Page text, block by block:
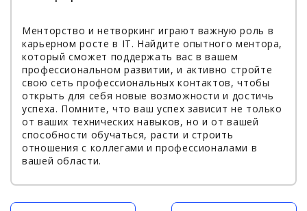
Менторство и нетворкинг играют важную роль в
карьерном росте в IT. Найдите опытного ментора,
который сможет поддержать вас в вашем
профессиональном развитии, и активно стройте
свою сеть профессиональных контактов, чтобы
открыть для себя новые возможности и достичь
успеха. Помните, что ваш успех зависит не только
от ваших технических навыков, но и от вашей
способности обучаться, расти и строить
отношения с коллегами и профессионалами в
вашей области.